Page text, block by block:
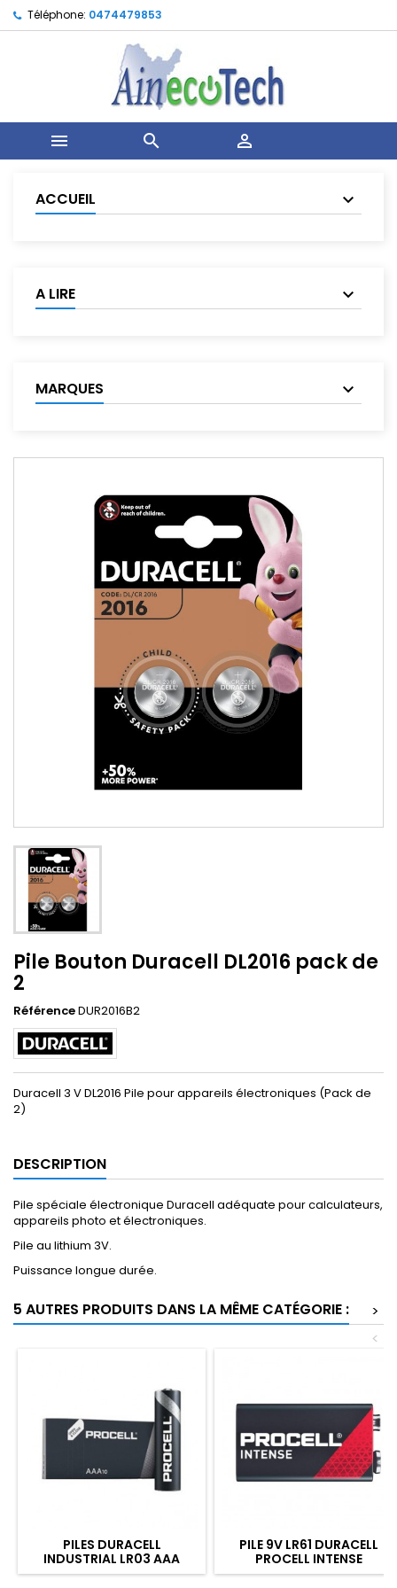
Téléphone: 0474479853
  
ACCUEIL
A LIRE
MARQUES
Pile Bouton Duracell DL2016 pack de
2
RéférenceDUR2016B2
Duracell 3 V DL2016 Pile pour appareils électroniques (Pack de
2)
DESCRIPTION
Pile spéciale électronique Duracell adéquate pour calculateurs,
appareils photo et électroniques.
Pile au lithium 3V.
Puissance longue durée.
5 AUTRES PRODUITS DANS LA MÊME CATÉGORIE :
>
<
PILES DURACELL
INDUSTRIAL LR03 AAA
PACK DE 10
PILE 9V LR61 DURACELL
PROCELL INTENSE